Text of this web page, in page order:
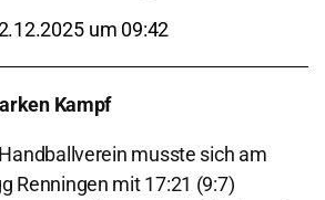
um 09:42
Kampf
musste sich am
Renningen mit 17:21 (9:7)